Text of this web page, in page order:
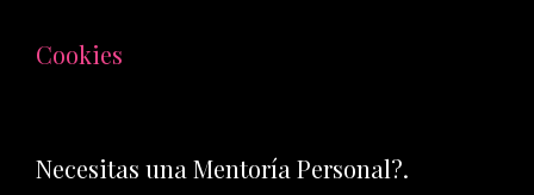
Cookies
Necesitas una Mentoría Personal?.